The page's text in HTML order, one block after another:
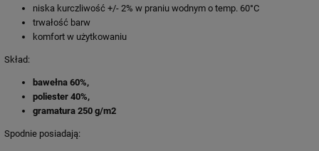
niska kurczliwość +/- 2% w praniu wodnym o temp. 60°C
trwałość barw
komfort w użytkowaniu
Skład:
bawełna 60%,
poliester 40%,
gramatura 250 g/m2
Spodnie posiadają: